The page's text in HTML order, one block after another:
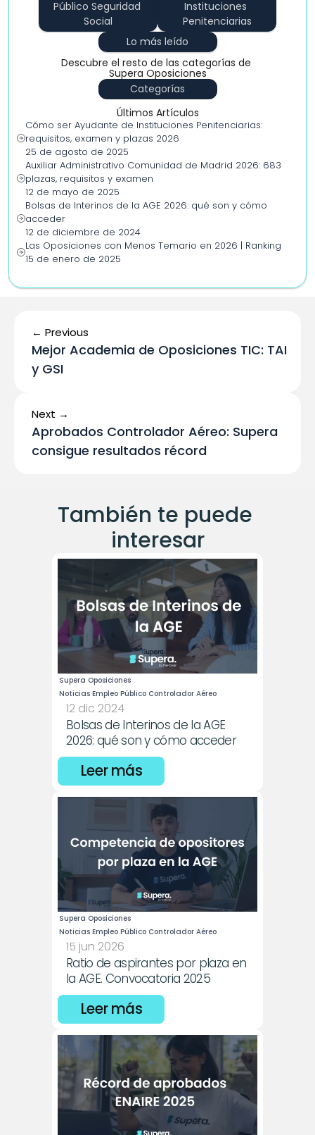
Público Seguridad
Social
Instituciones
Penitenciarias
Lo más leído
Descubre el resto de las categorías de
Supera Oposiciones
Categorías
Últimos Artículos
Cómo ser Ayudante de Instituciones Penitenciarias:
requisitos, examen y plazas 2026
25 de agosto de 2025
Auxiliar Administrativo Comunidad de Madrid 2026: 683
plazas, requisitos y examen
12 de mayo de 2025
Bolsas de Interinos de la AGE 2026: qué son y cómo
acceder
12 de diciembre de 2024
Las Oposiciones con Menos Temario en 2026 | Ranking
15 de enero de 2025
← Previous
Mejor Academia de Oposiciones TIC: TAI
y GSI
Next →
Aprobados Controlador Aéreo: Supera
consigue resultados récord
También te puede
interesar
Supera Oposiciones
Noticias Empleo Público Controlador Aéreo
12 dic 2024
Bolsas de Interinos de la AGE
2026: qué son y cómo acceder
Leer más
Supera Oposiciones
Noticias Empleo Público Controlador Aéreo
15 jun 2026
Ratio de aspirantes por plaza en
la AGE. Convocatoria 2025
Leer más